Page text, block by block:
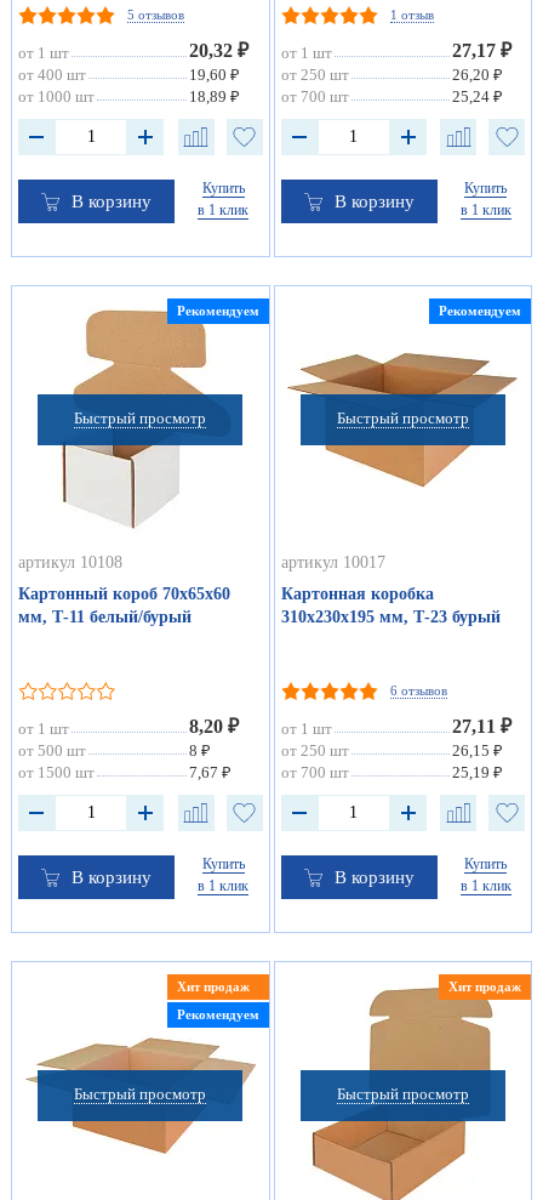
5 отзывов
от 1 шт 20,32 ₽
от 400 шт
19,60 ₽
от 1000 шт
18,89 ₽
В корзину
Купить
в 1 клик
1 отзыв
от 1 шт 27,17 ₽
от 250 шт
26,20 ₽
от 700 шт
25,24 ₽
В корзину
Купить
в 1 клик
Быстрый просмотр
Рекомендуем
артикул 10108
Картонный короб 70х65х60
мм, Т-11 белый/бурый
от 1 шт 8,20 ₽
от 500 шт
8 ₽
от 1500 шт
7,67 ₽
В корзину
Купить
в 1 клик
Быстрый просмотр
Рекомендуем
артикул 10017
Картонная коробка
310х230х195 мм, Т-23 бурый
6 отзывов
от 1 шт 27,11 ₽
от 250 шт
26,15 ₽
от 700 шт
25,19 ₽
В корзину
Купить
в 1 клик
Быстрый просмотр
Хит продаж
Рекомендуем
Быстрый просмотр
Хит продаж